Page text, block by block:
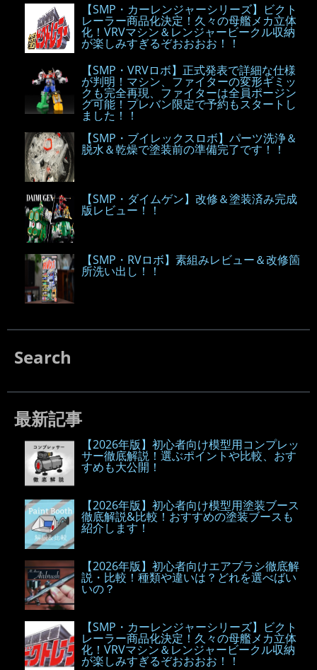
【SMP・カーレンジャーシリーズ】ビクト
レーラー商品化決定！久々の母艦メカ立体
化！VRVマシン＆レンジャービークル収納
が楽しみすぎるぞおおおお！！
【SMP・VRVロボ】正式発表で詳細な仕様
が判明！マシン、ファイターの変形ギミッ
クも完全再現、ファイターは全員ポージン
グ可能！プレバン限定で予約もスタートし
ました！！
【SMP・ブイレックスロボ】パーツ洗浄＆
脱水＆乾燥で塗装前の準備完了です！！
【SMP・ダイムゲン】改修＆塗装済み完成
版レビュー！！
【SMP・RVロボ】素組みレビュー＆改修箇
所洗い出し！！
Search
最新記事
【2026年版】初心者向け模型用コンプレッ
サー徹底解説！選ぶポイントや比較、おす
すめも大公開！
【2026年版】初心者向け模型用塗装ブース
徹底解説&比較！おすすめの塗装ブースも
紹介します！
【2026年版】初心者向けエアブラシ徹底解
説・比較！種類や違いは？どれを選べばい
いの？
【SMP・カーレンジャーシリーズ】ビクト
レーラー商品化決定！久々の母艦メカ立体
化！VRVマシン＆レンジャービークル収納
が楽しみすぎるぞおおおお！！